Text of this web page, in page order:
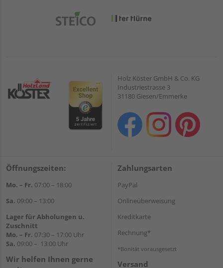
Holz Köster GmbH & Co. KG
Industriestrasse 3
31180 Giesen/Emmerke
Öffnungszeiten:
Mo. – Fr. 07:00 – 18:00
Sa. 09:00 – 13:00
Lager für Abholungen u.
Zuschnitt
Mo. – Fr. 07:30 – 17:00 Uhr
Sa. 09:00 – 13:00 Uhr
Wir helfen Ihnen gerne
Zahlungsarten
PayPal
Onlineüberweisung
Kreditkarte
Rechnung*
*Bonität vorausgesetzt
Versand